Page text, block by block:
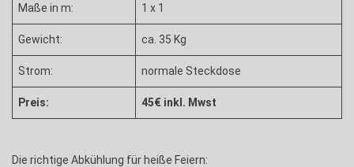
Maße in m: 1 x 1
Gewicht: ca. 35 Kg
Strom: normale Steckdose
Preis: 45€ inkl. Mwst
Die richtige Abkühlung für heiße Feiern: